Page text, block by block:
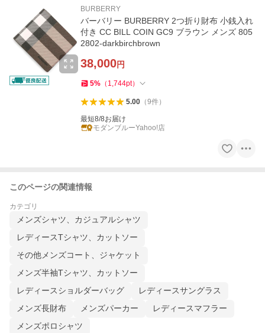
BURBERRY
バーバリー BURBERRY 2つ折り財布 小銭入れ
付き CC BILL COIN GC9 ブラウン メンズ 805
2802-darkbirchbrown
38,000円
5% （ 1,744pt）
5.00（9件）
最短8/8お届け
モダンブルーYahoo!店
このページの関連情報
カテゴリ
メンズシャツ、カジュアルシャツ
レディースTシャツ、カットソー
その他メンズコート、ジャケット
メンズ半袖Tシャツ、カットソー
レディースショルダーバッグ
レディースサングラス
メンズ長財布
メンズパーカー
レディースマフラー
メンズポロシャツ